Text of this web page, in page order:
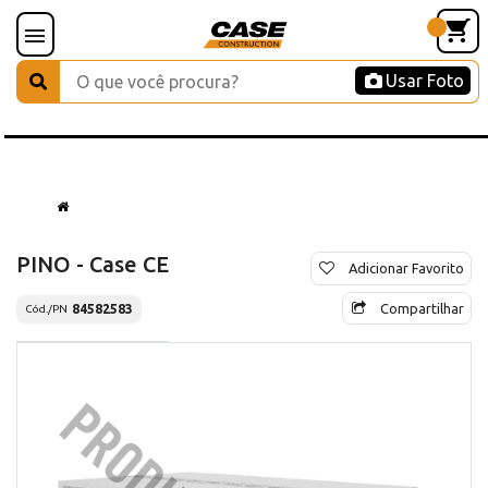
Usar Foto
PINO - Case CE
Cód./PN 84582583
Adicionar Favorito
Compartilhar